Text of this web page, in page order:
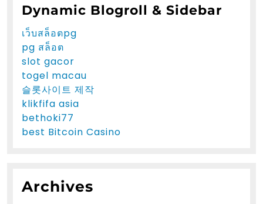
Dynamic Blogroll & Sidebar
เว็บสล็อตpg
pg สล็อต
slot gacor
togel macau
슬롯사이트 제작
klikfifa asia
bethoki77
best Bitcoin Casino
Archives